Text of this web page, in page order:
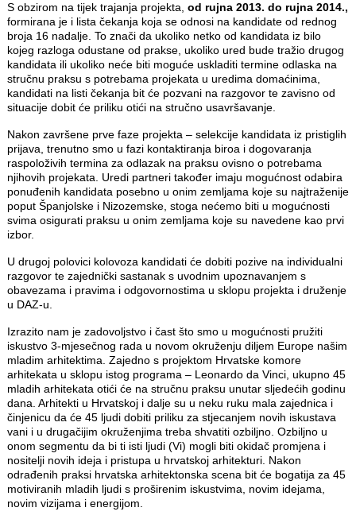
S obzirom na tijek trajanja projekta, od rujna 2013. do rujna 2014.,
formirana je i lista čekanja koja se odnosi na kandidate od rednog
broja 16 nadalje. To znači da ukoliko netko od kandidata iz bilo
kojeg razloga odustane od prakse, ukoliko ured bude tražio drugog
kandidata ili ukoliko neće biti moguće uskladiti termine odlaska na
stručnu praksu s potrebama projekata u uredima domaćinima,
kandidati na listi čekanja bit će pozvani na razgovor te zavisno od
situacije dobit će priliku otići na stručno usavršavanje.
Nakon završene prve faze projekta – selekcije kandidata iz pristiglih
prijava, trenutno smo u fazi kontaktiranja biroa i dogovaranja
raspoloživih termina za odlazak na praksu ovisno o potrebama
njihovih projekata. Uredi partneri također imaju mogućnost odabira
ponuđenih kandidata posebno u onim zemljama koje su najtraženije
poput Španjolske i Nizozemske, stoga nećemo biti u mogućnosti
svima osigurati praksu u onim zemljama koje su navedene kao prvi
izbor.
U drugoj polovici kolovoza kandidati će dobiti pozive na individualni
razgovor te zajednički sastanak s uvodnim upoznavanjem s
obavezama i pravima i odgovornostima u sklopu projekta i druženje
u DAZ-u.
Izrazito nam je zadovoljstvo i čast što smo u mogućnosti pružiti
iskustvo 3-mjesečnog rada u novom okruženju diljem Europe našim
mladim arhitektima. Zajedno s projektom Hrvatske komore
arhitekata u sklopu istog programa – Leonardo da Vinci, ukupno 45
mladih arhitekata otići će na stručnu praksu unutar sljedećih godinu
dana. Arhitekti u Hrvatskoj i dalje su u neku ruku mala zajednica i
činjenicu da će 45 ljudi dobiti priliku za stjecanjem novih iskustava
vani i u drugačijim okruženjima treba shvatiti ozbiljno. Ozbiljno u
onom segmentu da bi ti isti ljudi (Vi) mogli biti okidač promjena i
nositelji novih ideja i pristupa u hrvatskoj arhitekturi. Nakon
odrađenih praksi hrvatska arhitektonska scena bit će bogatija za 45
motiviranih mladih ljudi s proširenim iskustvima, novim idejama,
novim vizijama i energijom.